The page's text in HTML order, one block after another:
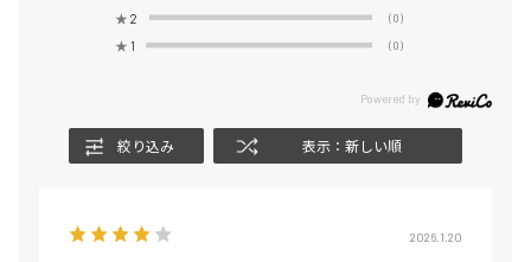
★ 2 (0)
★ 1 (0)
絞り込み 表示：新しい順
2026.1.20